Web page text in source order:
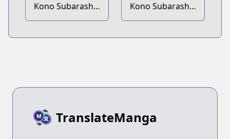
Kono Subarashii
Sekai ni
Kono Subarashii
Sekai ni
TranslateManga